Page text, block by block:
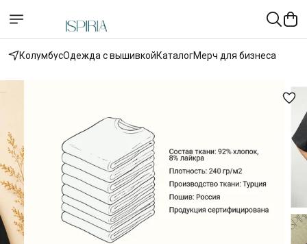
КолумбусОдежда с вышивкойКаталогМерч для бизнеса